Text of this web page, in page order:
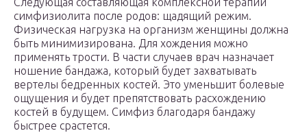
симфизиолита после родов: щадящий режим.
Физическая нагрузка на организм женщины должна
быть минимизирована. Для хождения можно
применять трости. В части случаев врач назначает
ношение бандажа, который будет захватывать
вертелы бедренных костей. Это уменьшит болевые
ощущения и будет препятствовать расхождению
костей в будущем. Симфиз благодаря бандажу
быстрее срастется.